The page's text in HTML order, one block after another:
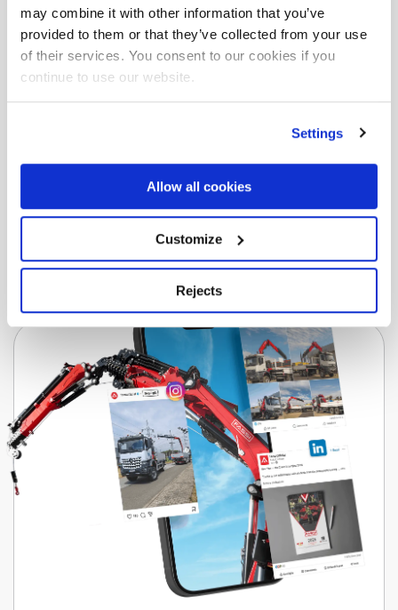
may combine it with other information that you’ve
provided to them or that they’ve collected from your use
of their services. You consent to our cookies if you
continue to use our website.
Settings
Allow all cookies
Customize
Rejects
Möchten Sie mehr über das
F245AZ xe-dynamic
Laden Sie die Broschüre herunter, in der Sie alle
Herunterladen